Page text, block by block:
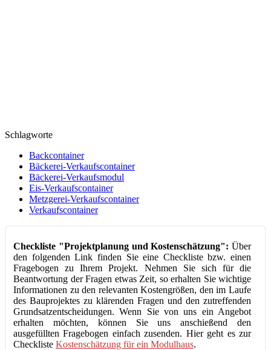
Schlagworte
Backcontainer
Bäckerei-Verkaufscontainer
Bäckerei-Verkaufsmodul
Eis-Verkaufscontainer
Metzgerei-Verkaufscontainer
Verkaufscontainer
Checkliste "Projektplanung und Kostenschätzung": Über
den folgenden Link finden Sie eine Checkliste bzw. einen
Fragebogen zu Ihrem Projekt. Nehmen Sie sich für die
Beantwortung der Fragen etwas Zeit, so erhalten Sie wichtige
Informationen zu den relevanten Kostengrößen, den im Laufe
des Bauprojektes zu klärenden Fragen und den zutreffenden
Grundsatzentscheidungen. Wenn Sie von uns ein Angebot
erhalten möchten, können Sie uns anschießend den
ausgefüllten Fragebogen einfach zusenden. Hier geht es zur
Checkliste Kostenschätzung für ein Modulhaus.